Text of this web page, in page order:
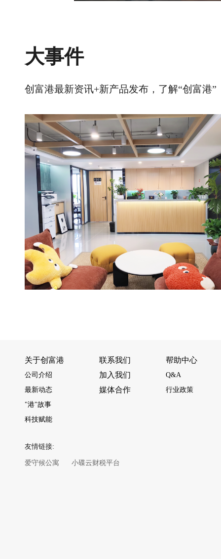
大事件
创富港最新资讯+新产品发布，了解“创富港
关于创富港
公司介绍
最新动态
"港"故事
科技赋能
联系我们
加入我们
媒体合作
帮助中心
Q&A
行业政策
友情链接:
爱守候公寓 小碟云财税平台